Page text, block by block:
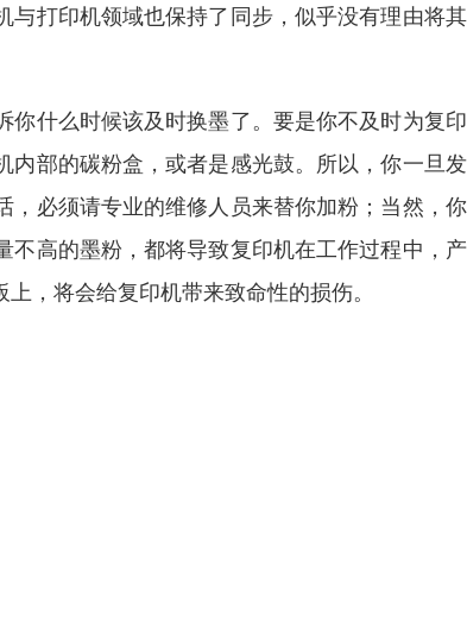
打印机领域也保持了同步，似乎没有理由将
什么时候该及时换墨了。要是你不及时为复
部的碳粉盒，或者是感光鼓。所以，你一旦
必须请专业的维修人员来替你加粉；当然，
高的墨粉，都将导致复印机在工作过程中，
，将会给复印机带来致命性的损伤。